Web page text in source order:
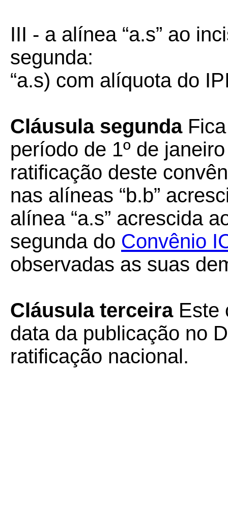
III - a alínea “a.s” ao
segunda:
“a.s) com alíquota do
Cláusula segundaFica
período de 1º de
ratificação deste
nas alíneas “b.b”
alínea “a.s” acrescida
segunda do Convênio
observadas as suas
Cláusula terceira Este
data da publicação no
ratificação nacional.